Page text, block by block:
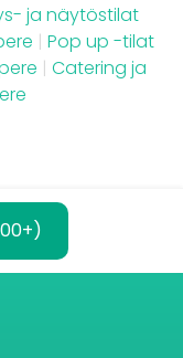
ja näytöstilat
| Pop up -tilat
| Catering ja